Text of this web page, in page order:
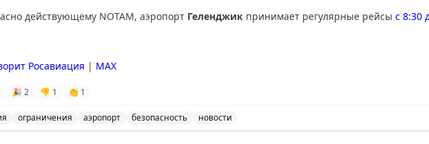
действующему NOTAM, аэропорт Геленджик принимает регулярные рейсы с 8:30
Росавиация | MAX
🎉 2 👎 1 👏 1
ограничения аэропорт безопасность новости